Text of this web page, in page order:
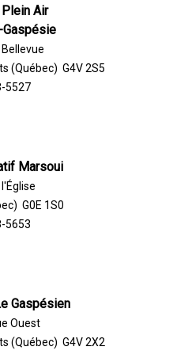
Air
Gaspésie
(Québec) G4V 2S5
5527
Marsoui
G0E 1S0
5653
Gaspésien
Ouest
(Québec) G4V 2X2